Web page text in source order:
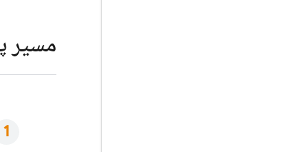
مسیر